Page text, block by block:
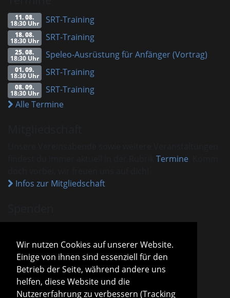
Wir nutzen Cookies auf unserer Website.
Einige von ihnen sind essenziell für den
Betrieb der Seite, während andere uns
helfen, diese Website und die
Nutzererfahrung zu verbessern (Tracking
11. 08.
18:30 Uhr SRT-Training
18. 08.
18:30 Uhr SRT-Training
25. 08.
18:30 Uhr Speleo-Ausrüstung für Anfänger (Vortrag)
01. 09.
18:30 Uhr SRT-Training
08. 09.
18:30 Uhr
SRT-Training
Alle Termine
Termine
Infos zur Mitgliedschaft
VHM ist als gemeinnützig anerkannt.
Spenden und Beiträge sind mit dem aktuellen
Freistellungsbescheid steuerlich absetzbar.
Sparda-Bank München
IBAN
DE13 7009 0500 0001 2800 15
GENODEF1S04
Infos zu Spenden